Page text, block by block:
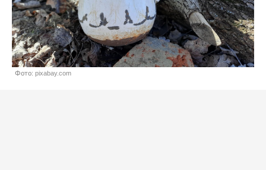
Фото: pixabay.com